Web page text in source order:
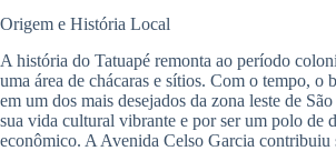
Origem e História Local
A história do Tatuapé remonta ao período
uma área de chácaras e sítios. Com o tempo, o
em um dos mais desejados da zona leste de
sua vida cultural vibrante e por ser um polo de
econômico. A Avenida Celso Garcia contribuiu